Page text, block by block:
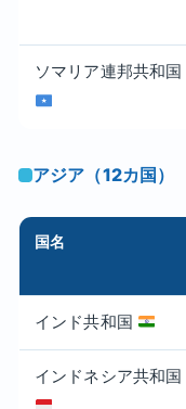
ソマリア連邦共和国
アジア（12カ国）
国名
インド共和国
インドネシア共和国